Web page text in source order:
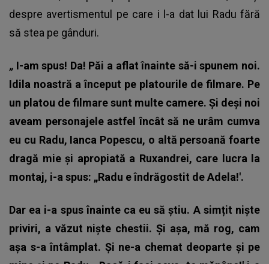
despre avertismentul pe care i l-a dat lui Radu fără
să stea pe gânduri.
„ I-am spus! Da! Păi a aflat înainte să-i spunem noi.
Idila noastră a început pe platourile de filmare. Pe
un platou de filmare sunt multe camere. Și deși noi
aveam personajele astfel încât să ne urâm cumva
eu cu Radu, Ianca Popescu, o altă persoană foarte
dragă mie și apropiată a Ruxandrei, care lucra la
montaj, i-a spus: „Radu e îndrăgostit de Adela!'.
Dar ea i-a spus înainte ca eu să știu. A simțit niște
priviri, a văzut niște chestii. Și așa, mă rog, cam
așa s-a întâmplat. Și ne-a chemat deoparte și pe